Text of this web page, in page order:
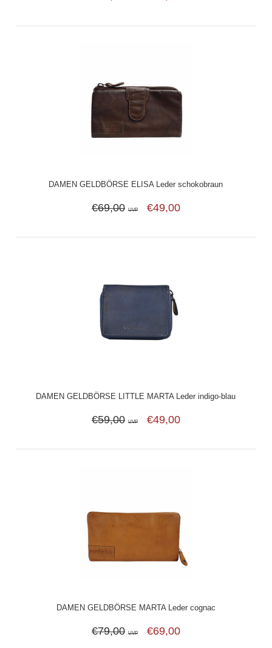
DAMEN GELDBÖRSE ELISA Leder schokobraun
€69,00 UVP €49,00
DAMEN GELDBÖRSE LITTLE MARTA Leder indigo-blau
€59,00 UVP €49,00
DAMEN GELDBÖRSE MARTA Leder cognac
€79,00 UVP €69,00